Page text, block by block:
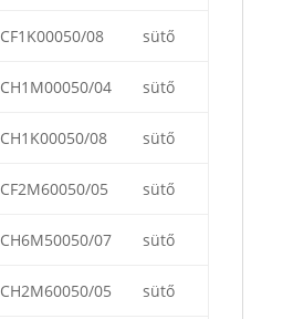
CF1K00050/08 sütő
CH1M00050/04 sütő
CH1K00050/08 sütő
CF2M60050/05 sütő
CH6M50050/07 sütő
CH2M60050/05 sütő